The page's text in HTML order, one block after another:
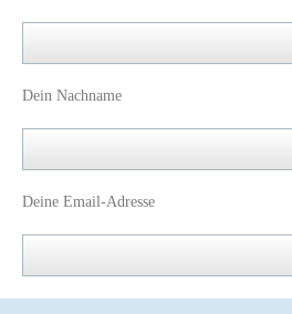
Dein Nachname
Deine Email-Adresse